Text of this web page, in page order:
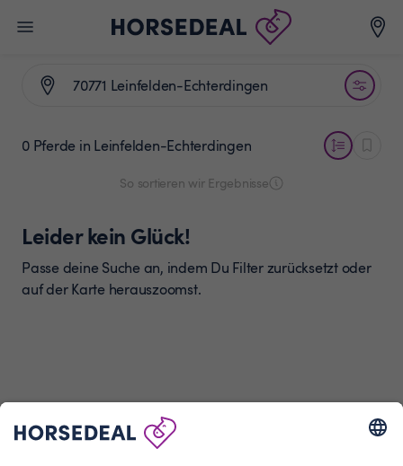
0 Pferde in Leinfelden-Echterdingen
So sortieren wir Ergebnisse
Leider kein Glück!
Passe deine Suche an, indem Du Filter zurücksetzt oder
auf der Karte herauszoomst.